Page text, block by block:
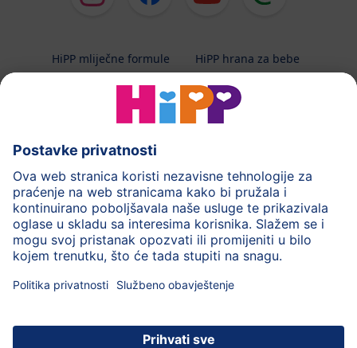
HiPP mliječne formule
HiPP hrana za bebe
HiPP njega
HiPP trudnoća
Terapeutska dijeta
Zaštita podataka i upute za korištenj
Uvjeti korištenja
Impressum
Kontakt
O HiPP-u